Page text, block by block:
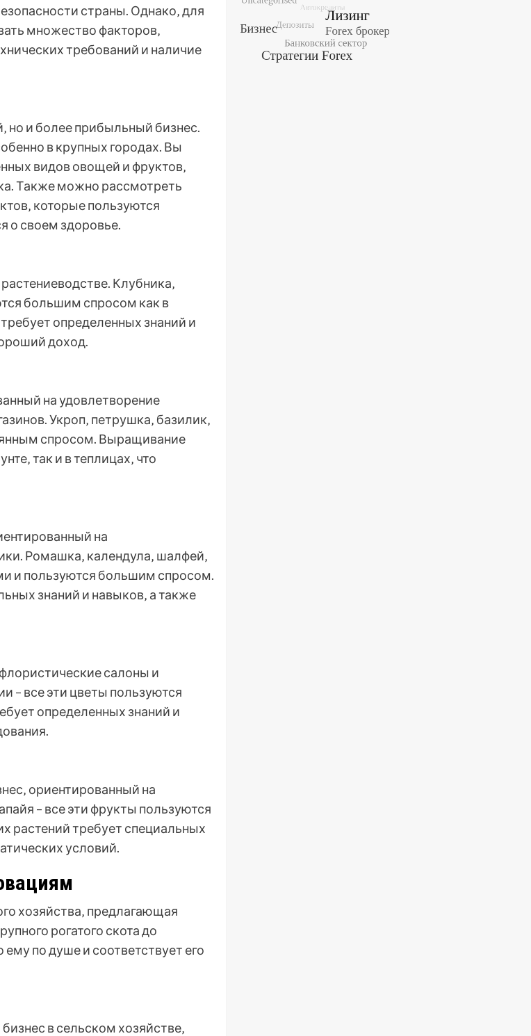
страны. Однако‚ для
множество факторов‚
требований и наличие
но и более прибыльный бизнес.
в крупных городах. Вы
видов овощей и фруктов‚
Также можно рассмотреть
которые пользуются
о своем здоровье.
Клубника‚
большим спросом как в
определенных знаний и
доход.
на удовлетворение
Укроп‚ петрушка‚ базилик‚
спросом. Выращивание
так и в теплицах‚ что
на
Ромашка‚ календула‚ шалфей‚
и пользуются большим спросом.
знаний и навыков‚ а также
салоны и
– все эти цветы пользуются
определенных знаний и
ориентированный на
– все эти фрукты пользуются
растений требует специальных
условий.
хозяйства‚ предлагающая
рогатого скота до
по душе и соответствует его
в сельском хозяйстве‚